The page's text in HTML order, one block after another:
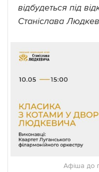
відбудеться під
Станіслава
Афіша до